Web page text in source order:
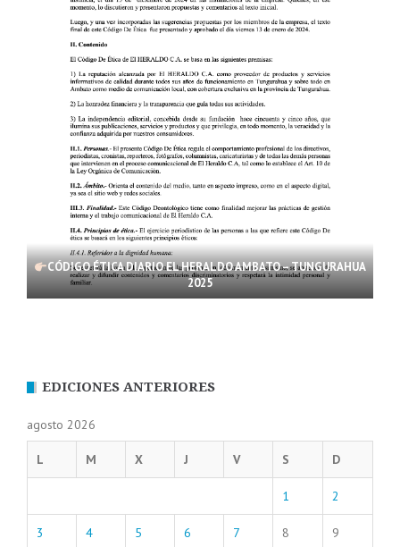
CÓDIGO ÉTICA DIARIO EL HERALDO AMBATO – TUNGURAHUA
2025
EDICIONES ANTERIORES
agosto 2026
L M X J V S D
1 2
3 4 5 6 7 8 9